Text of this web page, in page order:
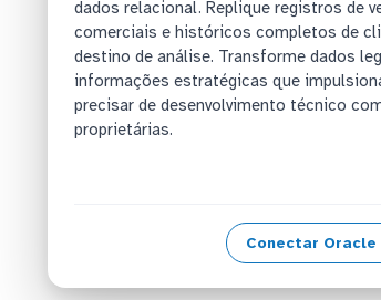
dados relacional. Replique registros de
comerciais e históricos completos de
destino de análise. Transforme dados
informações estratégicas que
precisar de desenvolvimento técnico
proprietárias.
Conectar